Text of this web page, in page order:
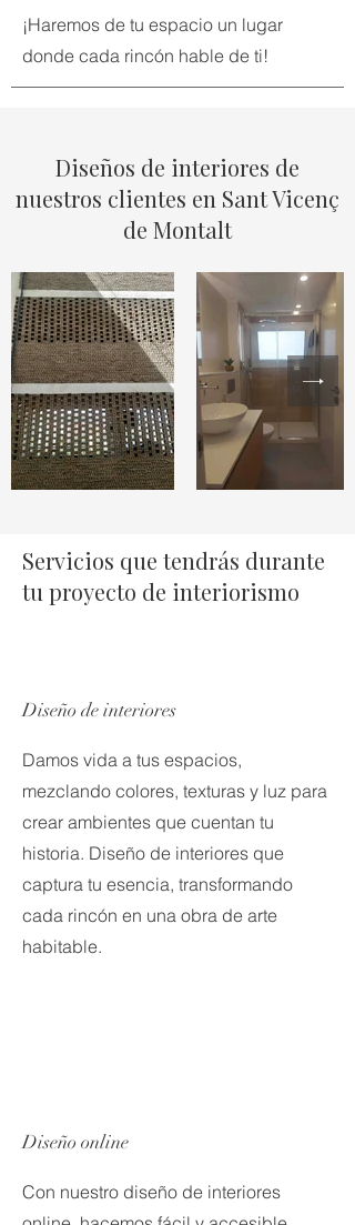
¡Haremos de tu espacio un lugar
donde cada rincón hable de ti!
Diseños de interiores de
nuestros clientes en Sant Vicenç
de Montalt
Servicios que tendrás durante
tu proyecto de interiorismo
Diseño de interiores
Damos vida a tus espacios,
mezclando colores, texturas y luz para
crear ambientes que cuentan tu
historia. Diseño de interiores que
captura tu esencia, transformando
cada rincón en una obra de arte
habitable.
Diseño online
Con nuestro diseño de interiores